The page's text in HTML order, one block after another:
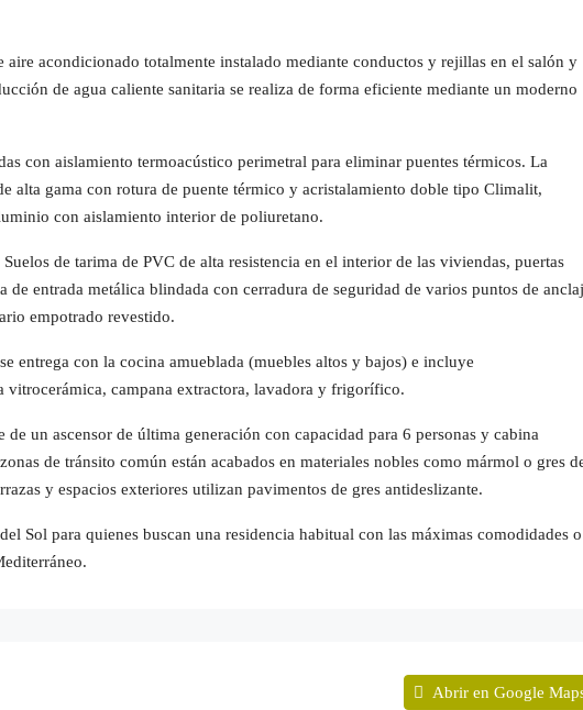
acondicionado totalmente instalado mediante conductos y rejillas en el salón y
de agua caliente sanitaria se realiza de forma eficiente mediante un moderno
con aislamiento termoacústico perimetral para eliminar puentes térmicos. La
alta gama con rotura de puente térmico y acristalamiento doble tipo Climalit,
con aislamiento interior de poliuretano.
de tarima de PVC de alta resistencia en el interior de las viviendas, puertas
de entrada metálica blindada con cerradura de seguridad de varios puntos de
empotrado revestido.
entrega con la cocina amueblada (muebles altos y bajos) e incluye
vitrocerámica, campana extractora, lavadora y frigorífico.
un ascensor de última generación con capacidad para 6 personas y cabina
de tránsito común están acabados en materiales nobles como mármol o gres
y espacios exteriores utilizan pavimentos de gres antideslizante.
Sol para quienes buscan una residencia habitual con las máximas comodidades o
Abrir en Google